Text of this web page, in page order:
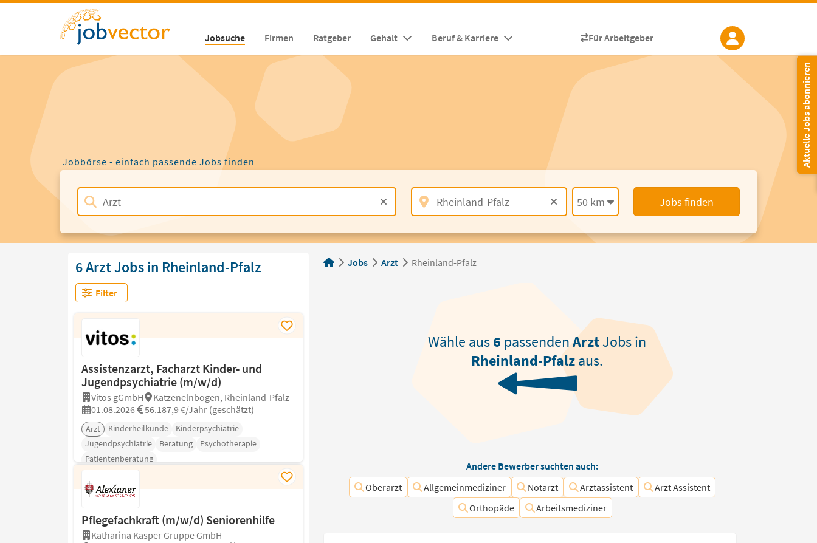
Jobsuche Firmen Ratgeber Gehalt Beruf & Karriere Für Arbeitgeber
Aktuelle Jobs abonnieren
Jobbörse - einfach passende Jobs finden
50 km Jobs finden
6 Arzt Jobs in Rheinland-Pfalz
Filter
Assistenzarzt, Facharzt Kinder- und
Jugendpsychiatrie (m/w/d)
Vitos gGmbH
Katzenelnbogen, Rheinland-Pfalz
01.08.2026
56.187,9 €/Jahr (geschätzt)
Arzt Kinderheilkunde
Kinderpsychiatrie
Jugendpsychiatrie
Beratung
Psychotherapie
Patientenberatung
Pflegefachkraft (m/w/d) Seniorenhilfe
Katharina Kasper Gruppe GmbH
Jobs Arzt Rheinland-Pfalz
Wähle aus6 passendenArztJobs in
Rheinland-Pfalzaus.
Andere Bewerber suchten auch:
Oberarzt
Allgemeinmediziner Notarzt Arztassistent
Arzt Assistent
Orthopäde
Arbeitsmediziner